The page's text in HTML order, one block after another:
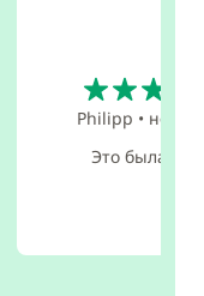
Philipp • нояб.
Это была